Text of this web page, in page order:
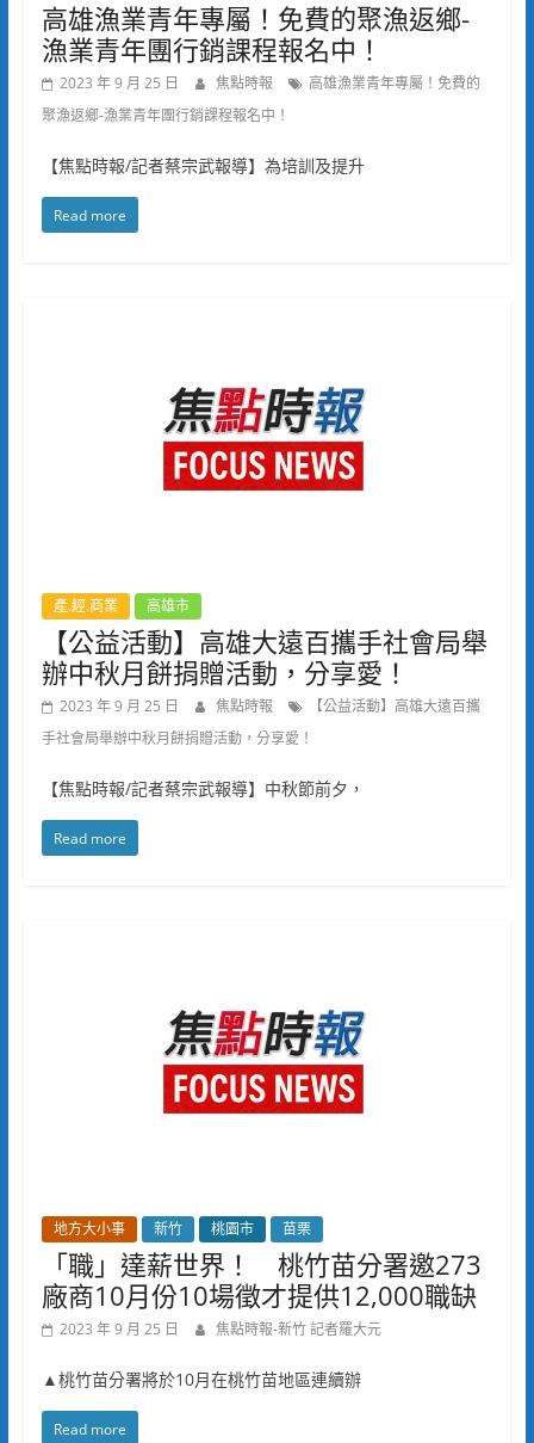
高雄漁業青年專屬！免費的聚漁返鄉-
漁業青年團行銷課程報名中！
2023 年 9 月 25 日 焦點時報
高雄漁業青年專屬！免費的
聚漁返鄉-漁業青年團行銷課程報名中！
【焦點時報/記者蔡宗武報導】為培訓及提升
Read more
產.經.商業 高雄市
【公益活動】高雄大遠百攜手社會局舉
辦中秋月餅捐贈活動，分享愛！
2023 年 9 月 25 日 焦點時報
【公益活動】高雄大遠百攜
手社會局舉辦中秋月餅捐贈活動，分享愛！
【焦點時報/記者蔡宗武報導】中秋節前夕，
Read more
地方大小事 新竹 桃園市 苗栗
「職」達薪世界！ 桃竹苗分署邀273
廠商10月份10場徵才提供12,000職缺
2023 年 9 月 25 日 焦點時報-新竹 記者羅大元
▲桃竹苗分署將於10月在桃竹苗地區連續辦
Read more